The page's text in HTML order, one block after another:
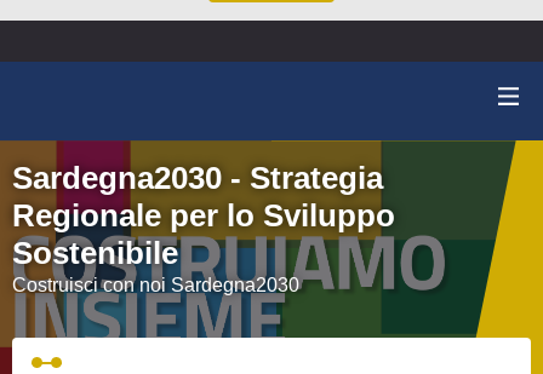
Sardegna2030 - Strategia
Regionale per lo Sviluppo
Sostenibile
Costruisci con noi Sardegna2030